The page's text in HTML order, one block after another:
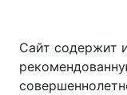
Сайт содержит